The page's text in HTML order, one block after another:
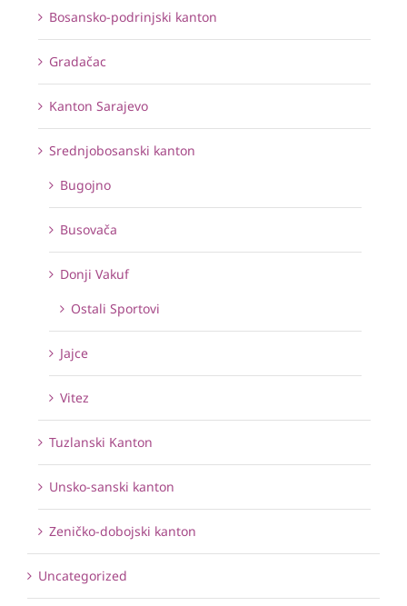
Bosansko-podrinjski kanton
Gradačac
Kanton Sarajevo
Srednjobosanski kanton
Bugojno
Busovača
Donji Vakuf
Ostali Sportovi
Jajce
Vitez
Tuzlanski Kanton
Unsko-sanski kanton
Zeničko-dobojski kanton
Uncategorized